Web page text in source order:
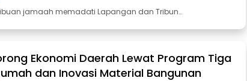
jamaah memadati Lapangan dan Tribun…
Ekonomi Daerah Lewat Program Tiga
dan Inovasi Material Bangunan